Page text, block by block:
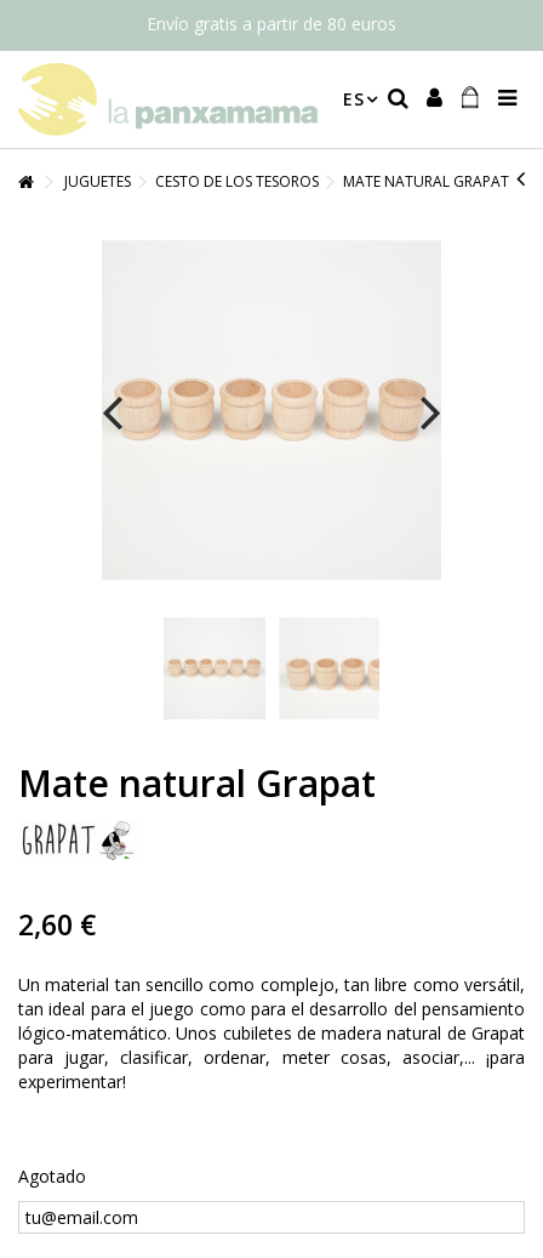
Envío gratis a partir de 80 euros
ES
JUGUETES CESTO DE LOS TESOROS MATE NATURAL GRAPAT
Mate natural Grapat
2,60 €
Un material tan sencillo como complejo, tan libre como versátil,
tan ideal para el juego como para el desarrollo del pensamiento
lógico-matemático. Unos cubiletes de madera natural de Grapat
para jugar, clasificar, ordenar, meter cosas, asociar,... ¡para
experimentar!
Agotado